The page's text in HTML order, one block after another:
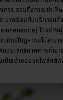
การ รวมถึงการเช่า
มาพร้อมกับบริการห
โดยช่าง
กิดมีปัญหาจนไม่สามา
ประสิทธิภาพการทำงา
เป็นเจ้าของรถโฟล์คลิ